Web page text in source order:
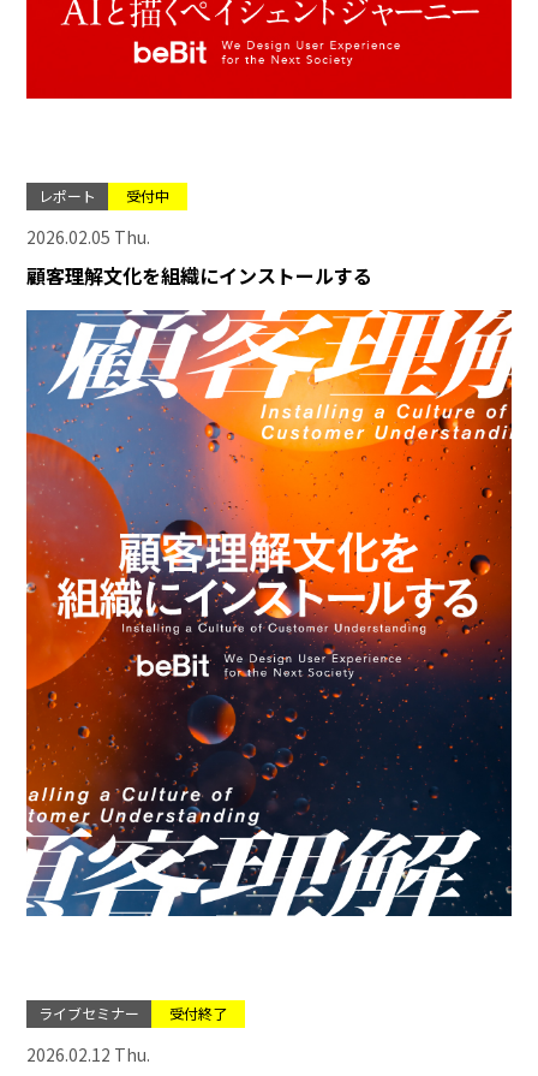
レポート 受付中
2026.02.05 Thu.
顧客理解文化を組織にインストールする
ライブセミナー 受付終了
2026.02.12 Thu.